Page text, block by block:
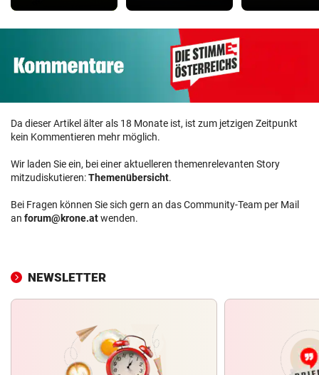
Da dieser Artikel älter als 18 Monate ist, ist zum jetzigen Zeitpunkt
kein Kommentieren mehr möglich.
Wir laden Sie ein, bei einer aktuelleren themenrelevanten Story
mitzudiskutieren:Themenübersicht.
Bei Fragen können Sie sich gern an das Community-Team per Mail
an forum@krone.atwenden.
NEWSLETTER